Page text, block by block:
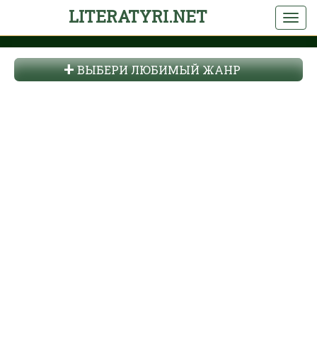
LITERATYRI.NET
ВЫБЕРИ ЛЮБИМЫЙ ЖАНР